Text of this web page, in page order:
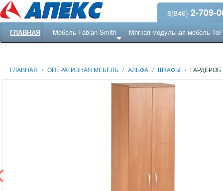
8(846) 2-709-
ГЛАВНАЯ Мебель Fabian Smith Мягкая модульная мебель
ГЛАВНАЯ / ОПЕРАТИВНАЯ МЕБЕЛЬ / АЛЬФА / ШКАФЫ /